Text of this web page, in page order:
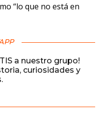
“lo que no está en
a nuestro grupo!
curiosidades y